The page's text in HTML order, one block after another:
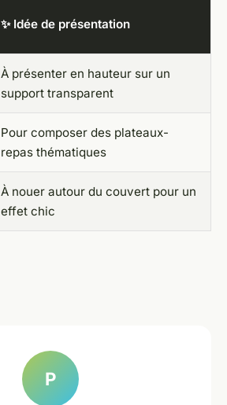
✨ Idée de présentation
À présenter en hauteur sur un
support transparent
Pour composer des plateaux-
repas thématiques
À nouer autour du couvert pour un
effet chic
P